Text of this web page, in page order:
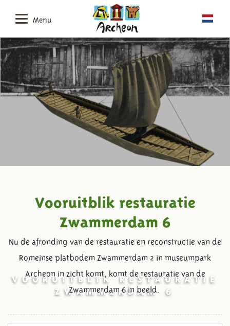
Menu
VOORUITBLIK RESTAURATIE
ZWAMMERDAM 6
Vooruitblik restauratie
Zwammerdam 6
Nu de afronding van de restauratie en reconstructie van de
Romeinse platbodem Zwammerdam 2 in museumpark
Archeon in zicht komt, komt de restauratie van de
Zwammerdam 6 in beeld.